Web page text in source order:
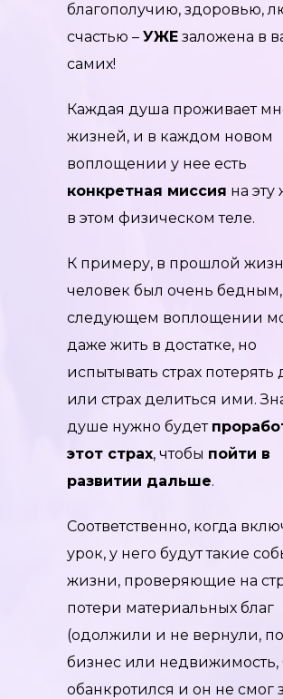
благополучию, здоровью,
счастью – УЖЕ заложена в
самих!
Каждая душа проживает
жизней, и в каждом новом
воплощении у нее есть
конкретная миссия на эту
в этом физическом теле.
К примеру, в прошлой
человек был очень бедным,
следующем воплощении
даже жить в достатке, но
испытывать страх потерять
или страх делиться ими.
душе нужно будет
этот страх, чтобы пойти в
развитии дальше.
Соответственно, когда
урок, у него будут такие
жизни, проверяющие на
потери материальных благ
(одолжили и не вернули,
бизнес или недвижимость,
обанкротился и он не смог